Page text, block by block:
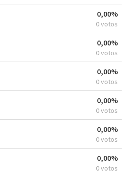
0,00%
0 votos
0,00%
0 votos
0,00%
0 votos
0,00%
0 votos
0,00%
0 votos
0,00%
0 votos